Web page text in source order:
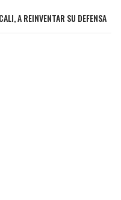
A REINVENTAR SU DEFENSA